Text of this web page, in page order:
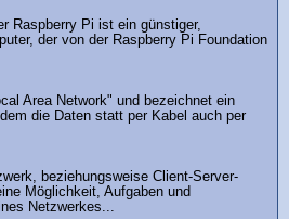
Raspberry Pi ist ein günstiger,
der von der Raspberry Pi Foundation
Area Network" und bezeichnet ein
die Daten statt per Kabel auch per
beziehungsweise Client-Server-
Möglichkeit, Aufgaben und
Netzwerkes...